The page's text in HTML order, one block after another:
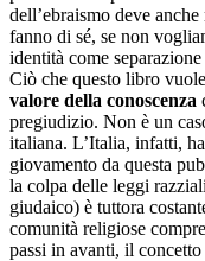
dell’ebraismo deve
fanno di sé, se non
identità come
Ciò che questo libro
valore della conoscenza
pregiudizio. Non è un
italiana. L’Italia, infatti,
giovamento da questa
la colpa delle leggi
giudaico) è tuttora
comunità religiose
passi in avanti, il